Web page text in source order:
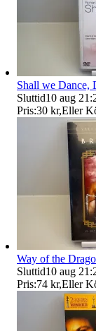
Shall we Dance,
Sluttid10 aug
Pris:30 kr,Eller
Way of the
Sluttid10 aug
Pris:74 kr,Eller